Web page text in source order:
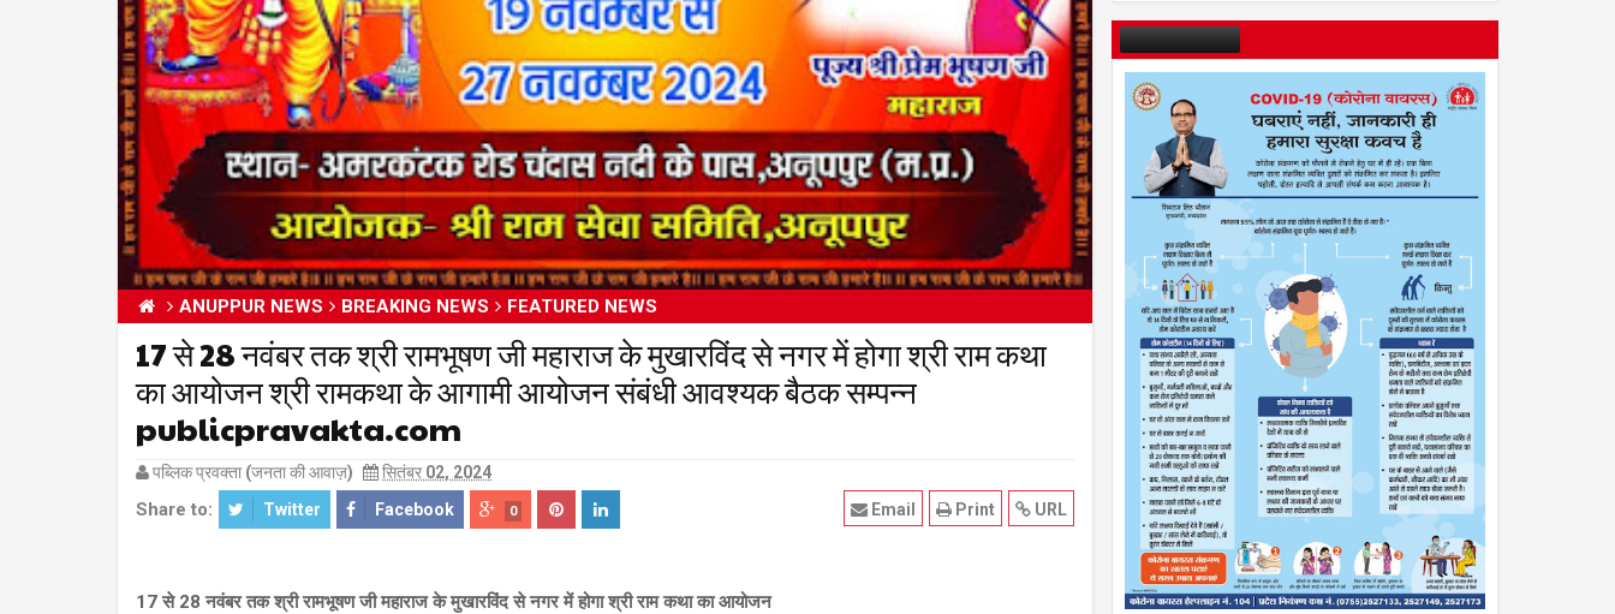
ANUPPUR NEWS BREAKING NEWS FEATURED NEWS
17 से 28 नवंबर तक श्री रामभूषण जी महाराज के मुखारविंद से नगर में होगा श्री राम कथा
का आयोजन श्री रामकथा के आगामी आयोजन संबंधी आवश्यक बैठक सम्पन्न
publicpravakta.com
पब्लिक प्रवक्ता (जनता की आवाज़) सितंबर 02, 2024
Share to: Twitter Facebook 0 URL
Print
Email
17 से 28 नवंबर तक श्री रामभूषण जी महाराज के मुखारविंद से नगर में होगा श्री राम कथा का आयोजन